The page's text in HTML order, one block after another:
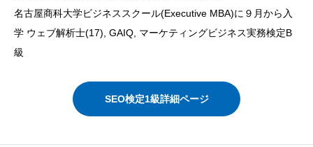
名古屋商科大学ビジネススクール(Executive MBA)に９月から入
学 ウェブ解析士(17), GAIQ, マーケティングビジネス実務検定B
級
SEO検定1級詳細ページ